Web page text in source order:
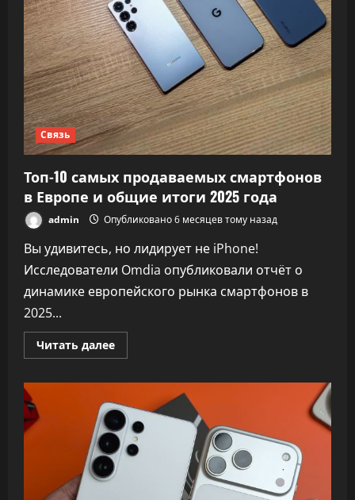
Связь
Топ-10 самых продаваемых смартфонов
в Европе и общие итоги 2025 года
admin Опубликовано 6 месяцев тому назад
Вы удивитесь, но лидирует не iPhone!
Исследователи Omdia опубликовали отчёт о
динамике европейского рынка смартфонов в
2025...
Читать далееПрочитать
больше
продаваемых
смартфонов
в
Европе
и
общие
итоги
2025